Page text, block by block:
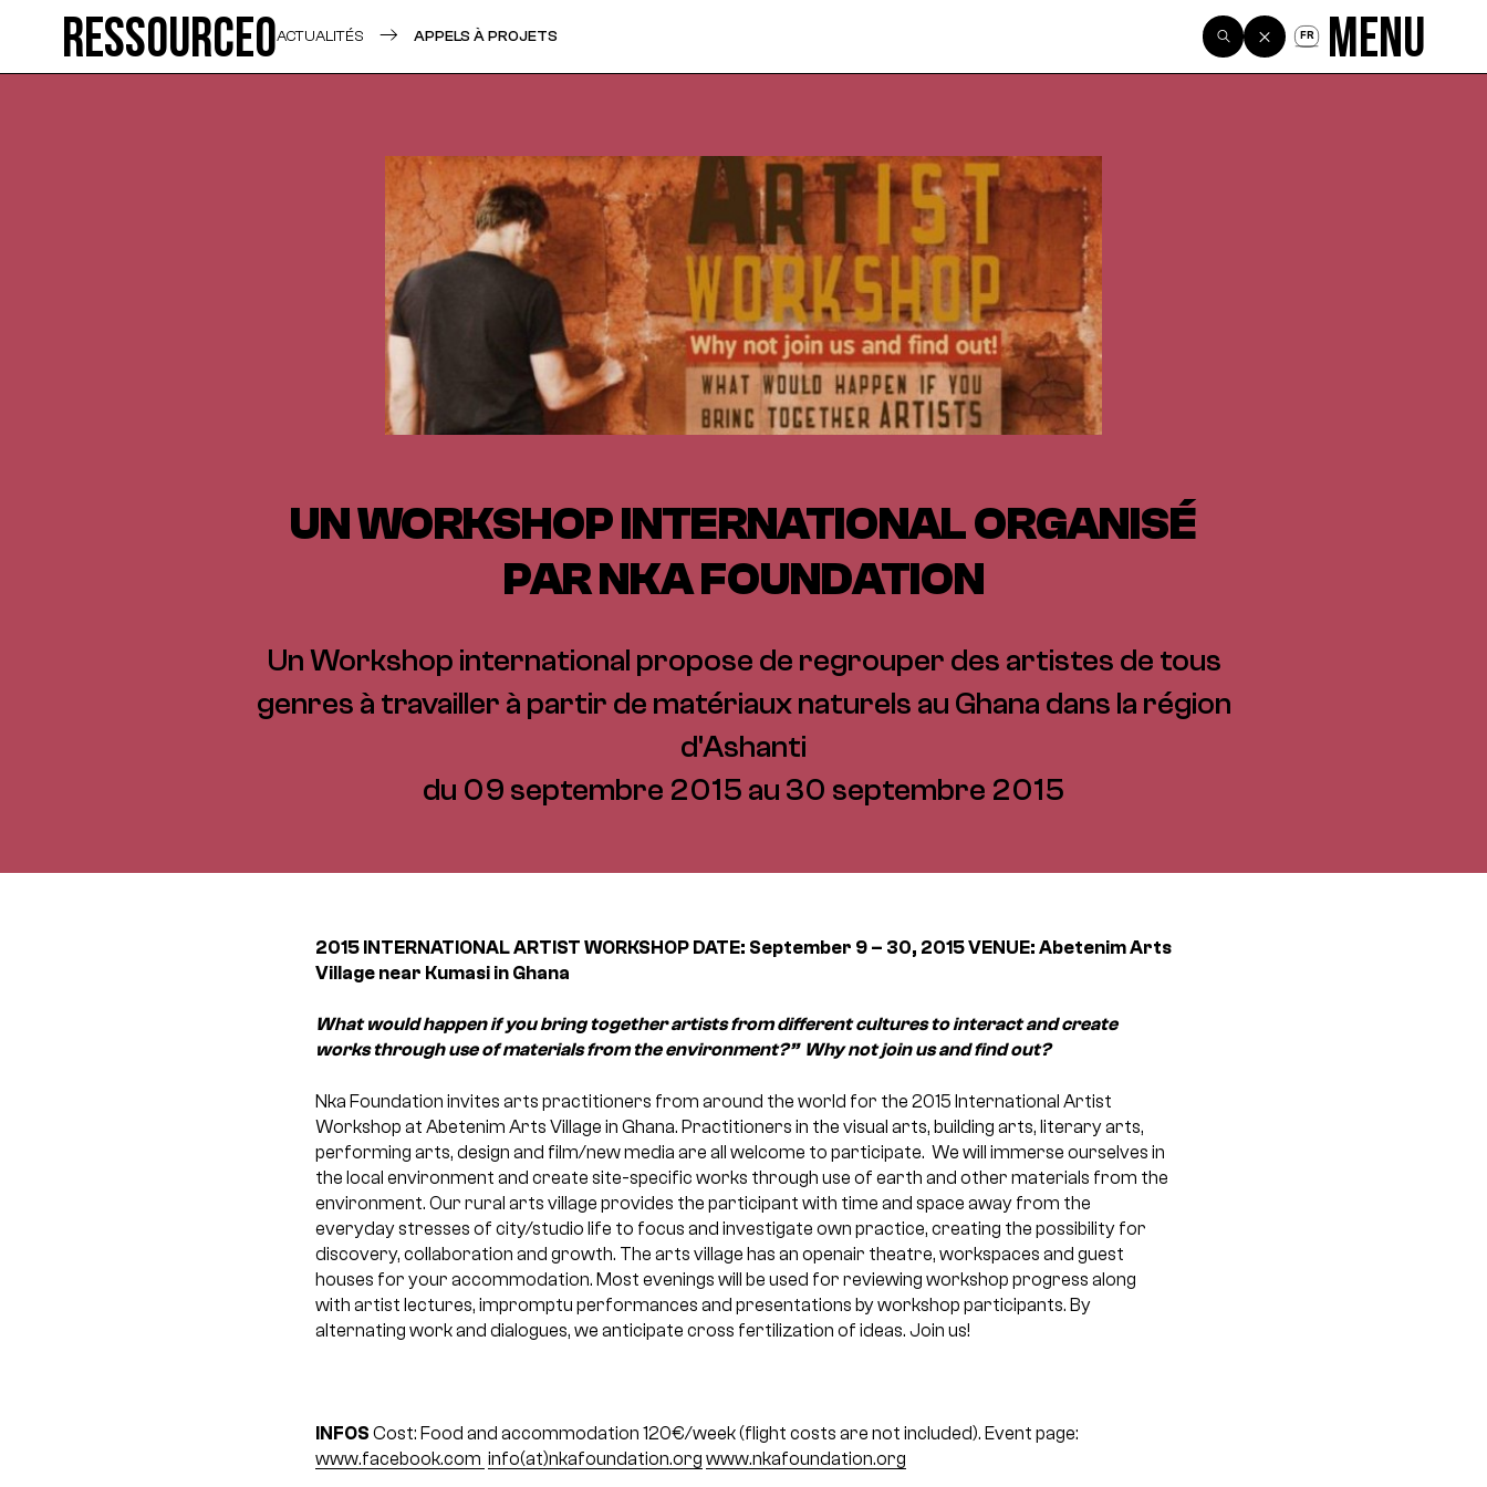
Ressource0ACTUALITÉS APPELS À PROJETS FR Menu
UN WORKSHOP INTERNATIONAL ORGANISÉ
PAR NKA FOUNDATION
Un Workshop international propose de regrouper des artistes de tous
genres à travailler à partir de matériaux naturels au Ghana dans la région
d'Ashanti
du 09 septembre 2015 au 30 septembre 2015
2015 INTERNATIONAL ARTIST WORKSHOP DATE: September 9 – 30, 2015VENUE: Abetenim Arts
Village near Kumasi in Ghana
What would happen if you bring together artists from different cultures to interact and create
works through use of materials from the environment?” Why not join us and find out?
Nka Foundation invites arts practitioners from around the world for the 2015 International Artist
Workshop at Abetenim Arts Village in Ghana. Practitioners in the visual arts, building arts, literary arts,
performing arts, design and film/new media are all welcome to participate. We will immerse ourselves in
the local environment and create site-specific works through use of earth and other materials from the
environment. Our rural arts village provides the participant with time and space away from the
everyday stresses of city/studio life to focus and investigate own practice, creating the possibility for
discovery, collaboration and growth. The arts village has an openair theatre, workspaces and guest
houses for your accommodation. Most evenings will be used for reviewing workshop progress along
with artist lectures, impromptu performances and presentations by workshop participants. By
alternating work and dialogues, we anticipate cross fertilization of ideas. Join us!
INFOS Cost: Food and accommodation 120€/week (flight costs are not included). Event page:
www.facebook.com info(at)nkafoundation.org www.nkafoundation.org